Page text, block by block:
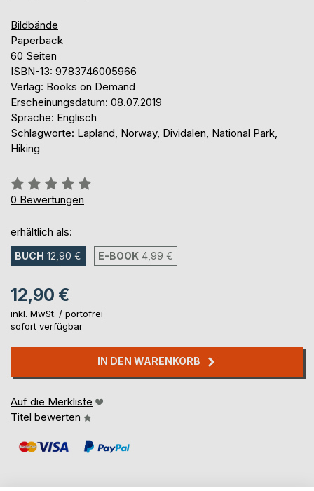
Bildbände
Paperback
60 Seiten
ISBN-13: 9783746005966
Verlag: Books on Demand
Erscheinungsdatum: 08.07.2019
Sprache: Englisch
Schlagworte: Lapland, Norway, Dividalen, National Park,
Hiking
Bewertung::
0%
0 Bewertungen
erhältlich als:
BUCH 12,90 € E-BOOK 4,99 €
12,90 €
inkl. MwSt. / portofrei
sofort verfügbar
IN DEN WARENKORB
Auf die Merkliste
Titel bewerten